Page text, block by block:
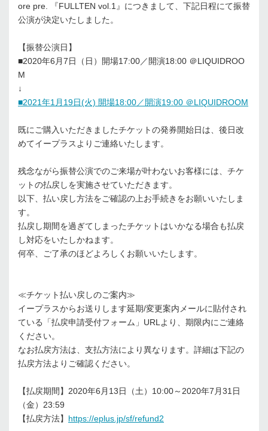
ore pre. 『FULLTEN vol.1』につきまして、下記日程にて振替
公演が決定いたしました。
【振替公演日】
■2020年6月7日（日）開場17:00／開演18:00 ＠LIQUIDROO
M
↓
■2021年1月19日(火) 開場18:00／開演19:00 ＠LIQUIDROOM
既にご購入いただきましたチケットの発券開始日は、後日改
めてイープラスよりご連絡いたします。
残念ながら振替公演でのご来場が叶わないお客様には、チケ
ットの払戻しを実施させていただきます。
以下、払い戻し方法をご確認の上お手続きをお願いいたしま
す。
払戻し期間を過ぎてしまったチケットはいかなる場合も払戻
し対応をいたしかねます。
何卒、ご了承のほどよろしくお願いいたします。
≪チケット払い戻しのご案内≫
イープラスからお送りします延期/変更案内メールに貼付され
ている「払戻申請受付フォーム」URLより、期限内にご連絡
ください。
なお払戻方法は、支払方法により異なります。詳細は下記の
払戻方法よりご確認ください。
【払戻期間】2020年6月13日（土）10:00～2020年7月31日
（金）23:59
【払戻方法】 https://eplus.jp/sf/refund2